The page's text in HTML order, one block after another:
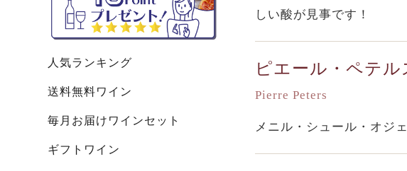
人気ランキング
送料無料ワイン
毎月お届けワインセット
ギフトワイン
しい酸が見事です！
ピエール・ペテル
Pierre Peters
メニル・シュール・オジ